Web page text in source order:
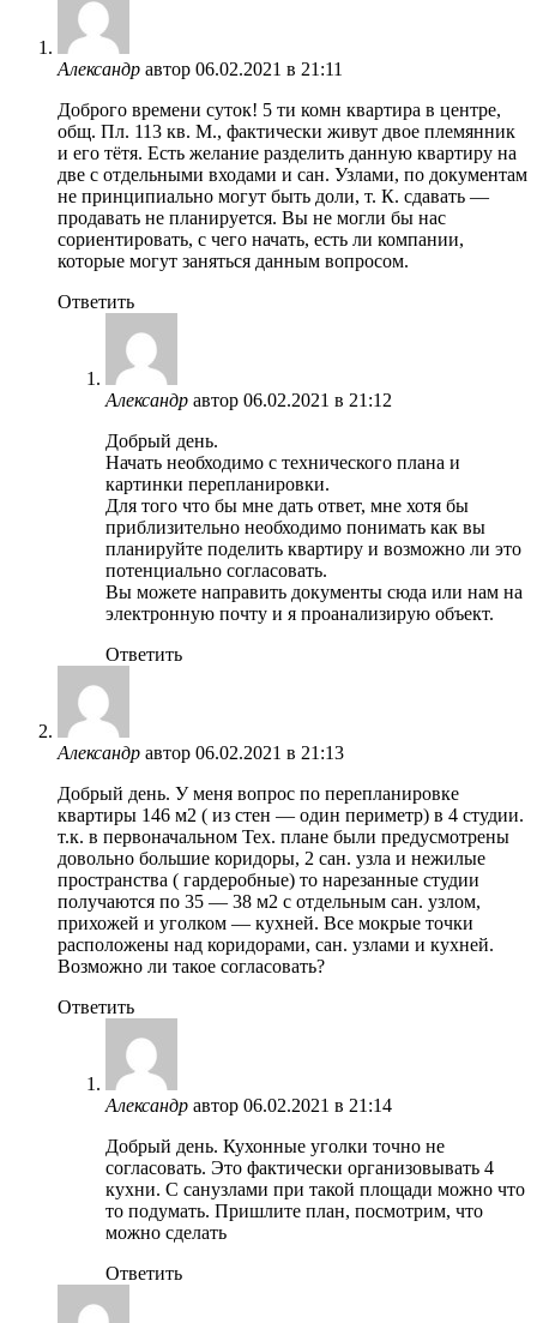
Александр автор 06.02.2021 в 21:11
Доброго времени суток! 5 ти комн квартира в центре,
общ. Пл. 113 кв. М., фактически живут двое племянник
и его тётя. Есть желание разделить данную квартиру на
две с отдельными входами и сан. Узлами, по документам
не принципиально могут быть доли, т. К. сдавать —
продавать не планируется. Вы не могли бы нас
сориентировать, с чего начать, есть ли компании,
которые могут заняться данным вопросом.
Ответить
Александр автор 06.02.2021 в 21:12
Добрый день.
Начать необходимо с технического плана и
картинки перепланировки.
Для того что бы мне дать ответ, мне хотя бы
приблизительно необходимо понимать как вы
планируйте поделить квартиру и возможно ли это
потенциально согласовать.
Вы можете направить документы сюда или нам на
электронную почту и я проанализирую объект.
Ответить
Александр автор 06.02.2021 в 21:13
Добрый день. У меня вопрос по перепланировке
квартиры 146 м2 ( из стен — один периметр) в 4 студии.
т.к. в первоначальном Тех. плане были предусмотрены
довольно большие коридоры, 2 сан. узла и нежилые
пространства ( гардеробные) то нарезанные студии
получаются по 35 — 38 м2 с отдельным сан. узлом,
прихожей и уголком — кухней. Все мокрые точки
расположены над коридорами, сан. узлами и кухней.
Возможно ли такое согласовать?
Ответить
Александр автор 06.02.2021 в 21:14
Добрый день. Кухонные уголки точно не
согласовать. Это фактически организовывать 4
кухни. С санузлами при такой площади можно что
то подумать. Пришлите план, посмотрим, что
можно сделать
Ответить